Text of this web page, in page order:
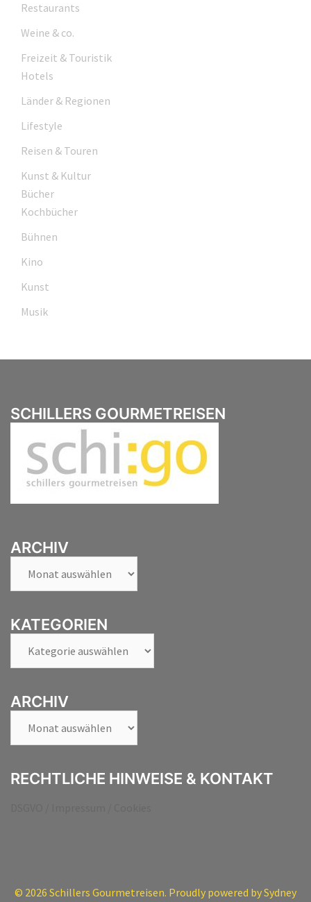
Restaurants
Weine & co.
Freizeit & Touristik
Hotels
Länder & Regionen
Lifestyle
Reisen & Touren
Kunst & Kultur
Bücher
Kochbücher
Bühnen
Kino
Kunst
Musik
SCHILLERS GOURMETREISEN
ARCHIV
KATEGORIEN
ARCHIV
RECHTLICHE HINWEISE & KONTAKT
© 2026 Schillers Gourmetreisen. Proudly powered bySydney